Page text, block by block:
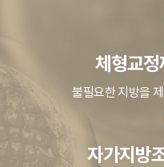
체형교
불필요한 지방을
자가지방